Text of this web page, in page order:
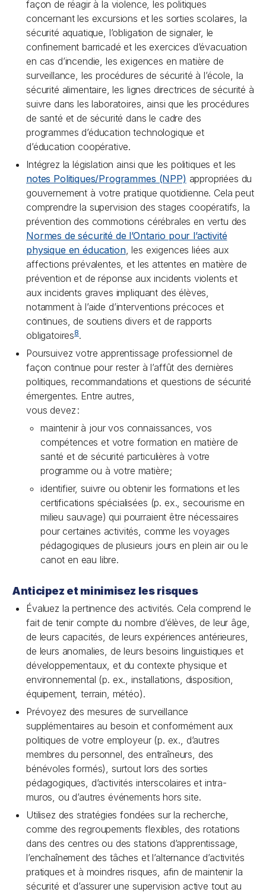
façon de réagir à la violence, les politiques
concernant les excursions et les sorties scolaires, la
sécurité aquatique, l’obligation de signaler, le
confinement barricadé et les exercices d’évacuation
en cas d’incendie, les exigences en matière de
surveillance, les procédures de sécurité à l’école, la
sécurité alimentaire, les lignes directrices de sécurité à
suivre dans les laboratoires, ainsi que les procédures
de santé et de sécurité dans le cadre des
programmes d’éducation technologique et
d’éducation coopérative.
Intégrez la législation ainsi que les politiques et les
notes Politiques/Programmes (NPP) appropriées du
gouvernement à votre pratique quotidienne. Cela peut
comprendre la supervision des stages coopératifs, la
prévention des commotions cérébrales en vertu des
Normes de sécurité de l’Ontario pour l’activité
physique en éducation, les exigences liées aux
affections prévalentes, et les attentes en matière de
prévention et de réponse aux incidents violents et
aux incidents graves impliquant des élèves,
notamment à l’aide d’interventions précoces et
continues, de soutiens divers et de rapports
obligatoires8.
Poursuivez votre apprentissage professionnel de
façon continue pour rester à l’affût des dernières
politiques, recommandations et questions de sécurité
émergentes. Entre autres,
vous devez :
maintenir à jour vos connaissances, vos
compétences et votre formation en matière de
santé et de sécurité particulières à votre
programme ou à votre matière;
identifier, suivre ou obtenir les formations et les
certifications spécialisées (p. ex., secourisme en
milieu sauvage) qui pourraient être nécessaires
pour certaines activités, comme les voyages
pédagogiques de plusieurs jours en plein air ou le
canot en eau libre.
Anticipez et minimisez les risques
Évaluez la pertinence des activités. Cela comprend le
fait de tenir compte du nombre d’élèves, de leur âge,
de leurs capacités, de leurs expériences antérieures,
de leurs anomalies, de leurs besoins linguistiques et
développementaux, et du contexte physique et
environnemental (p. ex., installations, disposition,
équipement, terrain, météo).
Prévoyez des mesures de surveillance
supplémentaires au besoin et conformément aux
politiques de votre employeur (p. ex., d’autres
membres du personnel, des entraîneurs, des
bénévoles formés), surtout lors des sorties
pédagogiques, d’activités interscolaires et intra-
muros, ou d’autres événements hors site.
Utilisez des stratégies fondées sur la recherche,
comme des regroupements flexibles, des rotations
dans des centres ou des stations d’apprentissage,
l’enchaînement des tâches et l’alternance d’activités
pratiques et à moindres risques, afin de maintenir la
sécurité et d’assurer une supervision active tout au